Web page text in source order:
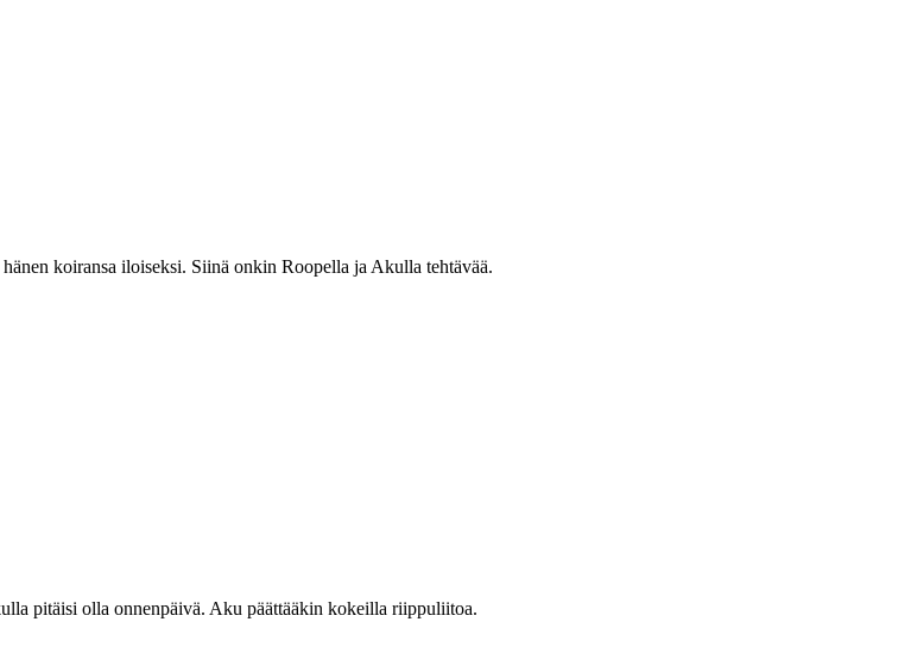
koiransa iloiseksi. Siinä onkin Roopella ja Akulla tehtävää.
pitäisi olla onnenpäivä. Aku päättääkin kokeilla riippuliitoa.